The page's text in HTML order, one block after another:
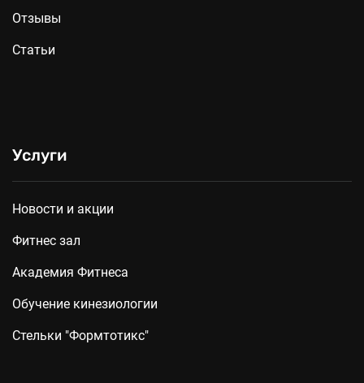
Отзывы
Статьи
Услуги
Новости и акции
Фитнес зал
Академия Фитнеса
Обучение кинезиологии
Стельки "Формтотикс"